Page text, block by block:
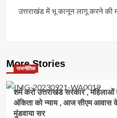
उत्तराखंड में भू कानून लागू करने
More Stories
राजनीतिक
शर्म करो उत्तराखंड सरकार ,
अंकिता को न्याय , आज सीएम आवास के
मुंडवाया सर